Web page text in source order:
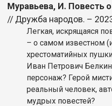
Муравьева, И. Повесть
// Дружба народов. –
Легкая, искрящаяся
– о самом известном
хрестоматийных
Иван Петрович
персонаж? Герой
реальный человек,
мудрых повестей?